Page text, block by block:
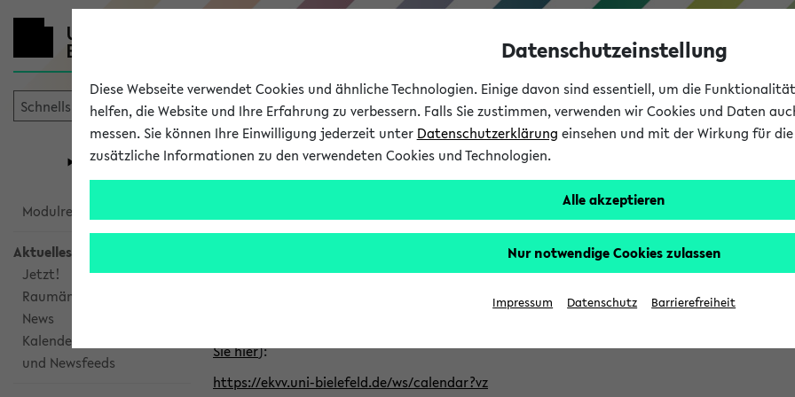
Universität Forschung Studium
eKVV
Modulrecherche
Aktuelles
Jetzt!
Raumänderungen
News
Kalenderintegration
und Newsfeeds
Alle veröffentlichten Semester im eKVV
Klicken Sie auf das Semester, welches Sie für Ihre Sitzung auswählen möchten. Bitte
Sie hier):
https://ekvv.uni-bielefeld.de/ws/calendar?vz
Datenschutzeinstellung
Diese Webseite verwendet Cookies und ähnliche Technologien. Einige davon sind essentiell, um die
helfen, die Website und Ihre Erfahrung zu verbessern. Falls Sie zustimmen, verwenden wir Cookies und Daten
messen. Sie können Ihre Einwilligung jederzeit unter Datenschutzerklärung einsehen und mit der Wirkung für
zusätzliche Informationen zu den verwendeten Cookies und Technologien.
Alle akzeptieren
Nur notwendige Cookies zulassen
Impressum Datenschutz Barrierefreiheit